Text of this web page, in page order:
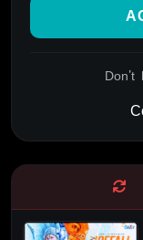
Don't